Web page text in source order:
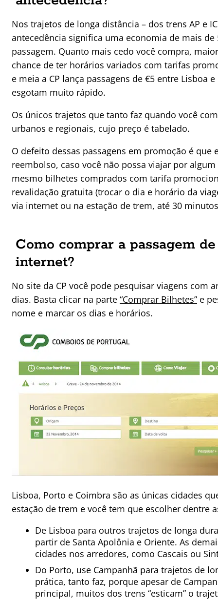
Nos trajetos de longa distância – dos trens AP e
antecedência significa uma economia de mais de
passagem. Quanto mais cedo você compra,
chance de ter horários variados com tarifas
e meia a CP lança passagens de €5 entre Lisboa
esgotam muito rápido.
Os únicos trajetos que tanto faz quando você
urbanos e regionais, cujo preço é tabelado.
O defeito dessas passagens em promoção é que
reembolso, caso você não possa viajar por
mesmo bilhetes comprados com tarifa
revalidação gratuita (trocar o dia e horário da
via internet ou na estação de trem, até 30
Como comprar a passagem
internet?
No site da CP você pode pesquisar viagens com
dias. Basta clicar na parte “Comprar Bilhetes” e
nome e marcar os dias e horários.
Lisboa, Porto e Coimbra são as únicas cidades
estação de trem e você tem que escolher dentre
De Lisboa para outros trajetos de longa
partir de Santa Apolônia e Oriente. As
cidades nos arredores, como Cascais ou
Do Porto, use Campanhã para trajetos de
prática, tanto faz, porque apesar de
principal, muitos dos trens “esticam” o